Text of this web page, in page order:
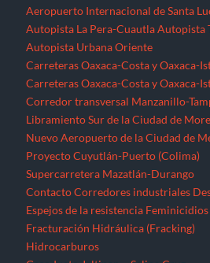
Aeropuerto Internacional de Santa
Autopista La Pera-Cuautla Autopista
Autopista Urbana Oriente
Carreteras Oaxaca-Costa y Oaxaca-
Carreteras Oaxaca-Costa y Oaxaca-
Corredor transversal Manzanillo-
Libramiento Sur de la Ciudad de
Nuevo Aeropuerto de la Ciudad de
Proyecto Cuyutlán-Puerto (Colima)
Supercarretera Mazatlán-Durango
Contacto Corredores industriales
Espejos de la resistencia Feminicidios
Fracturación Hidráulica (Fracking)
Hidrocarburos